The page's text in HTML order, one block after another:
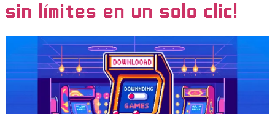
sin límites en un solo clic!